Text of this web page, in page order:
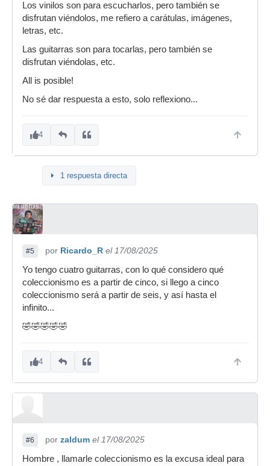
Los vinilos son para escucharlos, pero también se
disfrutan viéndolos, me refiero a carátulas, imágenes,
letras, etc.
Las guitarras son para tocarlas, pero también se
disfrutan viéndolas, etc.
All is posible!
No sé dar respuesta a esto, solo reflexiono...
4
1 respuesta directa
#5 por Ricardo_R el 17/08/2025
Yo tengo cuatro guitarras, con lo qué considero qué
coleccionismo es a partir de cinco, si llego a cinco
coleccionismo será a partir de seis, y así hasta el
infinito...
🤣🤣🤣🤣🤣
4
#6 por zaldum el 17/08/2025
Hombre , llamarle coleccionismo es la excusa ideal para